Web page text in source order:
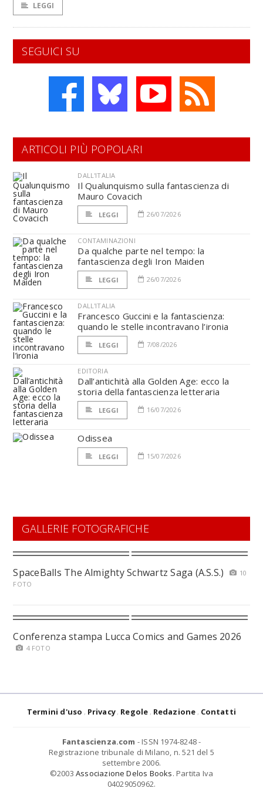
LEGGI
SEGUICI SU
ARTICOLI PIÙ POPOLARI
DALL'ITALIA
Il Qualunquismo sulla fantascienza di
Mauro Covacich
LEGGI 26/07/2026
CONTAMINAZIONI
Da qualche parte nel tempo: la
fantascienza degli Iron Maiden
LEGGI 26/07/2026
DALL'ITALIA
Francesco Guccini e la fantascienza:
quando le stelle incontravano l’ironia
LEGGI 7/08/2026
EDITORIA
Dall’antichità alla Golden Age: ecco la
storia della fantascienza letteraria
LEGGI 16/07/2026
Odissea
LEGGI 15/07/2026
GALLERIE FOTOGRAFICHE
SpaceBalls The Almighty Schwartz Saga (A.S.S.)
10
FOTO
Conferenza stampa Lucca Comics and Games 2026
4 FOTO
Termini d'uso Privacy Regole Redazione Contatti
Fantascienza.com - ISSN 1974-8248 -
Registrazione tribunale di Milano, n. 521 del 5
settembre 2006.
©2003 Associazione Delos Books. Partita Iva
04029050962.